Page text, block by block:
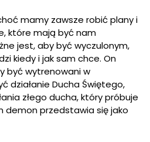
mamy zawsze robić plany i
które mają być nam
jest, aby być wyczulonym,
kiedy i jak sam chce. On
być wytrenowani w
działanie Ducha Świętego,
złego ducha, który próbuje
demon przedstawia się jako